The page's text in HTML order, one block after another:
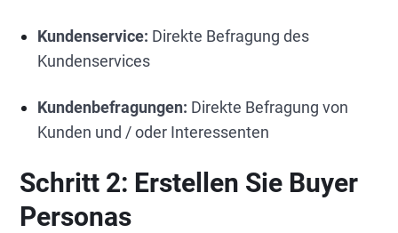
Kundenservice: Direkte Befragung des
Kundenservices
Kundenbefragungen: Direkte Befragung von
Kunden und / oder Interessenten
Schritt 2: Erstellen Sie Buyer
Personas